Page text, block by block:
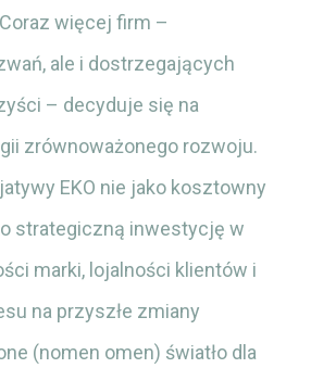
więcej firm –
ale i dostrzegających
– decyduje się na
zrównoważonego rozwoju.
EKO nie jako kosztowny
strategiczną inwestycję w
marki, lojalności klientów i
na przyszłe zmiany
(nomen omen) światło dla